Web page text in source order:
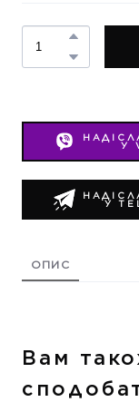
У
У
ОПИС
Вам